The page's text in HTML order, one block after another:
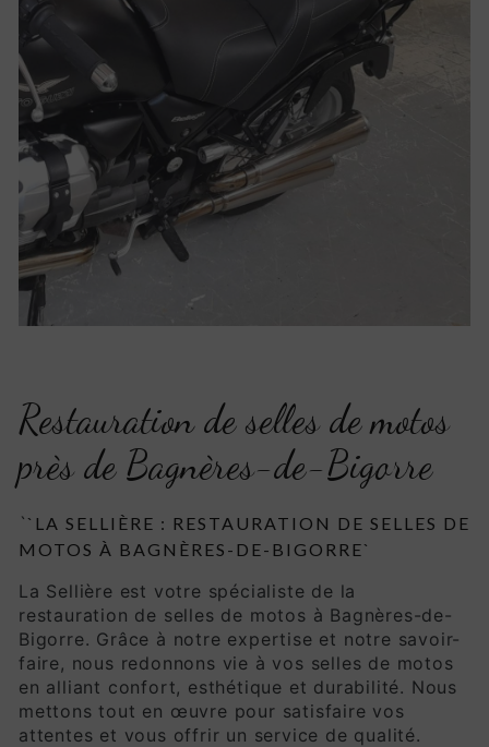
Restauration de selles de motos
près de Bagnères-de-Bigorre
` `LA SELLIÈRE : RESTAURATION DE SELLES DE
MOTOS À BAGNÈRES-DE-BIGORRE`
La Sellière est votre spécialiste de la
restauration de selles de motos à Bagnères-de-
Bigorre. Grâce à notre expertise et notre savoir-
faire, nous redonnons vie à vos selles de motos
en alliant confort, esthétique et durabilité. Nous
mettons tout en œuvre pour satisfaire vos
attentes et vous offrir un service de qualité.